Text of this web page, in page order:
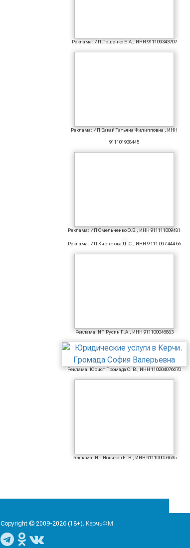
Реклама: ИП Лошенко Е.А., ИНН 911109343707
Реклама: ИП Бакай Татьяна Филипповна , ИНН
911101938445
Реклама: ИП Омельченко О.В., ИНН 911111009481
Реклама: ИП Киргетова Д. С., ИНН 9 111 097 444 66
Реклама: ИП Русин Г.А., ИНН 911100046883
Реклама: Юрист Громада С. В., ИНН 110204076670
Реклама: ИП Новиков Е. В., ИНН 911100059635
Copyright © 2009-2026 (18+). КерчьФМ